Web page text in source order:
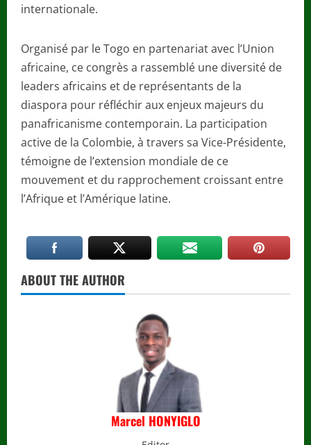
internationale.
Organisé par le Togo en partenariat avec l’Union
africaine, ce congrès a rassemblé une diversité de
leaders africains et de représentants de la
diaspora pour réfléchir aux enjeux majeurs du
panafricanisme contemporain. La participation
active de la Colombie, à travers sa Vice-Présidente,
témoigne de l’extension mondiale de ce
mouvement et du rapprochement croissant entre
l’Afrique et l’Amérique latine.
ABOUT THE AUTHOR
Marcel HONYIGLO